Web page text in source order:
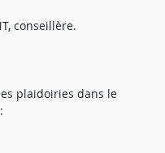
conseillère.
plaidoiries dans le